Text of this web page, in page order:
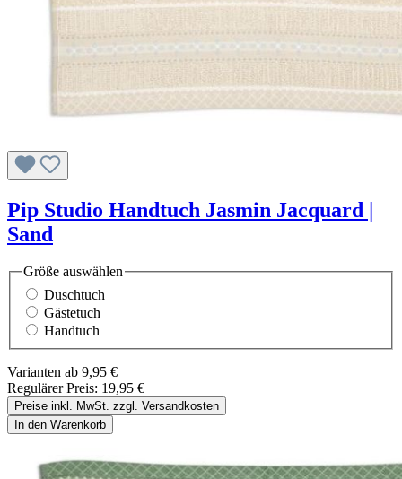
Pip Studio Handtuch Jasmin Jacquard |
Sand
Größe auswählen
Duschtuch
Gästetuch
Handtuch
Varianten ab 9,95 €
Regulärer Preis: 19,95 €
Preise inkl. MwSt. zzgl. Versandkosten
In den Warenkorb